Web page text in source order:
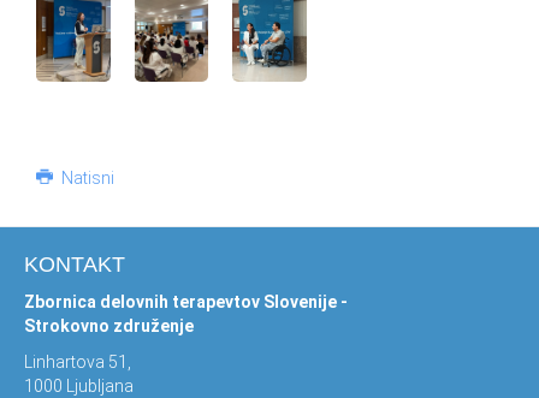
Natisni
KONTAKT
Zbornica delovnih terapevtov Slovenije -
Strokovno združenje
Linhartova 51,
1000 Ljubljana